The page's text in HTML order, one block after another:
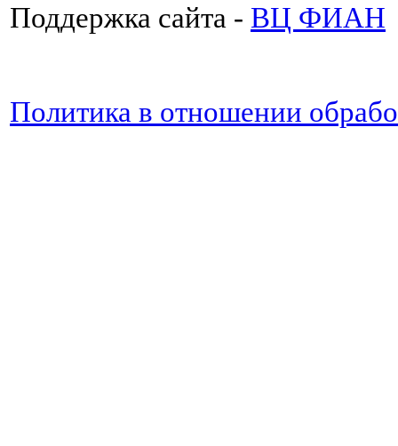
Поддержка сайта - ВЦ ФИАН
Политика в отношении